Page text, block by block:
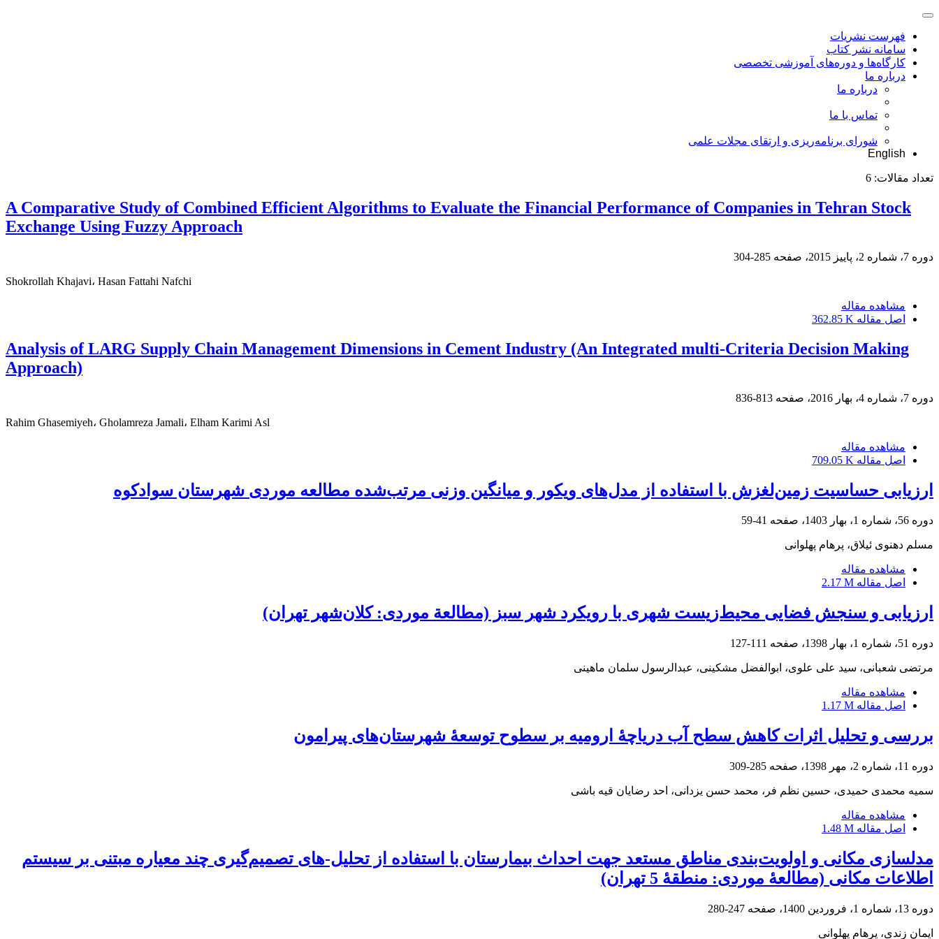
فهرست نشریات
سامانه نشر کتاب
کارگاه‌ها و دوره‌های آموزشی تخصصی
درباره ما
درباره ما
تماس با ما
شورای برنامه‌ریزی و ارتقای مجلات علمی
English
تعداد مقالات: 6
A Comparative Study of Combined Efficient Algorithms to Evaluate the Financial Performance of Companies in Tehran Stock
Exchange Using Fuzzy Approach
دوره 7، شماره 2، پاییز 2015، صفحه 285-304
Shokrollah Khajavi، Hasan Fattahi Nafchi
مشاهده مقاله
اصل مقاله 362.85 K
Analysis of LARG Supply Chain Management Dimensions in Cement Industry (An Integrated multi-Criteria Decision Making
Approach)
دوره 7، شماره 4، بهار 2016، صفحه 813-836
Rahim Ghasemiyeh، Gholamreza Jamali، Elham Karimi Asl
مشاهده مقاله
اصل مقاله 709.05 K
ارزیابی حساسیت زمین‌لغزش با استفاده از مدل‌های ویکور و میانگین وزنی مرتب‌شده مطالعه موردی شهرستان سوادکوه
دوره 56، شماره 1، بهار 1403، صفحه 41-59
مسلم دهنوی ئیلاق، پرهام پهلوانی
مشاهده مقاله
اصل مقاله 2.17 M
ارزیابی و سنجش فضایی محیط‌زیست شهری با رویکرد شهر سبز (مطالعة موردی: کلان‌شهر تهران)
دوره 51، شماره 1، بهار 1398، صفحه 111-127
مرتضی شعبانی، سید علی علوی، ابوالفضل مشکینی، عبدالرسول سلمان ماهینی
مشاهده مقاله
اصل مقاله 1.17 M
بررسی و تحلیل اثرات کاهش سطح آب دریاچۀ ارومیه بر سطوح توسعۀ شهرستان‌های پیرامون
دوره 11، شماره 2، مهر 1398، صفحه 285-309
سمیه محمدی حمیدی، حسین نظم فر، محمد حسن یزدانی، احد رضایان قیه باشی
مشاهده مقاله
اصل مقاله 1.48 M
مدلسازی مکانی و اولویت‌بندی مناطق مستعد جهت احداث بیمارستان با استفاده از تحلیل-های تصمیم‌گیری چند معیاره مبتنی بر سیستم
اطلاعات مکانی (مطالعۀ موردی: منطقۀ 5 تهران)
دوره 13، شماره 1، فروردین 1400، صفحه 247-280
ایمان زندی، پرهام پهلوانی